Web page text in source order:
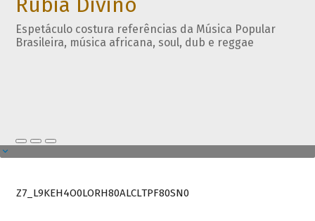
Rúbia Divino
Espetáculo costura referências da Música Popular
Brasileira, música africana, soul, dub e reggae
Z7_L9KEH4O0LORH80ALCLTPF80SN0